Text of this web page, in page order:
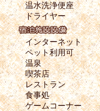
温水洗浄便座
ドライヤー
インターネット
ペット利用可
温泉
喫茶店
レストラン
食事処
ゲームコーナー